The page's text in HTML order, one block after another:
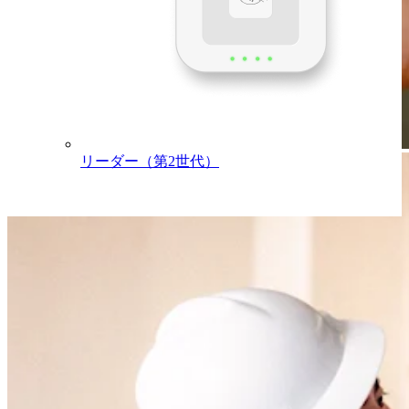
リーダー（第2世代）